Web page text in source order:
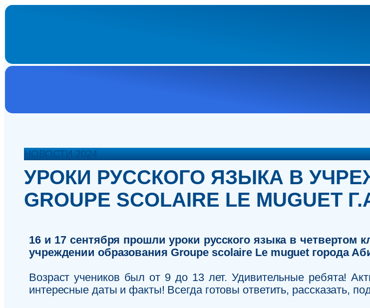
НОВОСТИ 2024
УРОКИ РУССКОГО ЯЗЫКА В
GROUPE SCOLAIRE LE MUGUET
16 и 17 сентября прошли уроки русского языка в четвертом
учреждении образования Groupe scolaire Le muguet города
Возраст учеников был от 9 до 13 лет. Удивительные ребята!
интересные даты и факты! Всегда готовы ответить, рассказать,